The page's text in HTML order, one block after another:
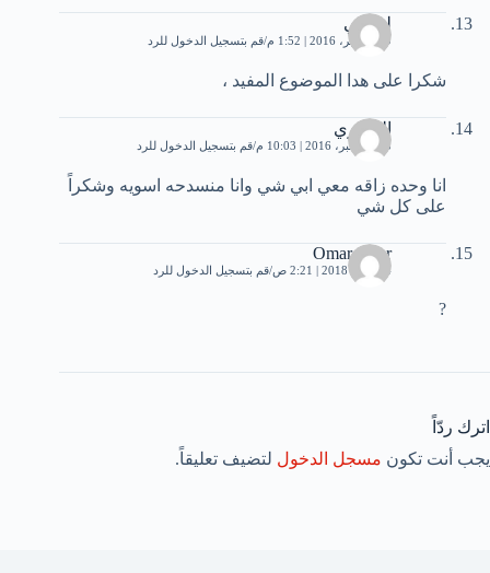
لنرتقي
19 نوفمبر، 2016 | 1:52 م قم بتسجيل الدخول للرد
شكرا على هدا الموضوع المفيد ،
الهاجري
23 ديسمبر، 2016 | 10:03 م قم بتسجيل الدخول للرد
انا وحده زاقه معي ابي شي وانا منسدحه اسويه وشكراً
على كل شي
Omar omar
14 مايو، 2018 | 2:21 ص قم بتسجيل الدخول للرد
?
اترك ردّاً
يجب أنت تكون مسجل الدخول لتضيف تعليقاً.